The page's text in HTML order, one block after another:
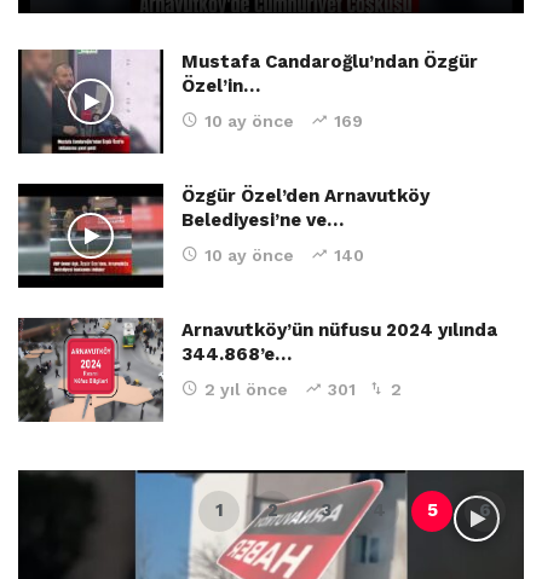
Mustafa Candaroğlu’ndan Özgür
Özel’in…
10 ay önce 169
Özgür Özel’den Arnavutköy
Belediyesi’ne ve…
10 ay önce 140
Arnavutköy’ün nüfusu 2024 yılında
344.868’e…
2 yıl önce 301 2